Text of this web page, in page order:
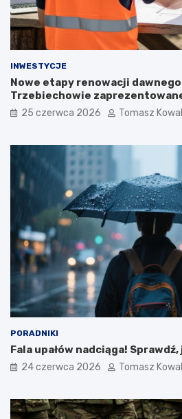
INWESTYCJE
Nowe etapy renowacji
Trzebiechowie
25 czerwca 2026 Tomasz
PORADNIKI
Fala upałów nadciąga!
24 czerwca 2026 Tomasz